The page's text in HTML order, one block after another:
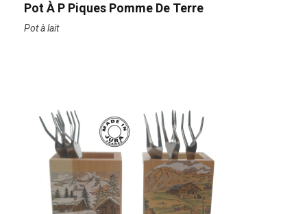
Pot À P Piques Pomme De Terre
Pot à lait